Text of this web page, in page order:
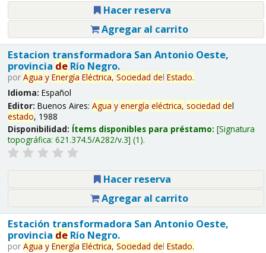
Hacer reserva
Agregar al carrito
Estacion transformadora San Antonio Oeste,
provincia deRío Negro.
por Agua y Energía Eléctrica, Sociedad del Estado.
Idioma: Español
Editor: Buenos Aires: Agua y energía eléctrica, sociedad del
estado, 1988
Disponibilidad: Ítems disponibles para préstamo: Signatura
topográfica: 621.374.5/A282/v.3 (1).
Hacer reserva
Agregar al carrito
Estación transformadora San Antonio Oeste,
provincia deRío Negro.
por Agua y Energía Eléctrica, Sociedad del Estado.